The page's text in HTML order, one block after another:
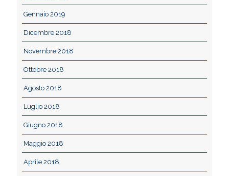
Gennaio 2019
Dicembre 2018
Novembre 2018
Ottobre 2018
Agosto 2018
Luglio 2018
Giugno 2018
Maggio 2018
Aprile 2018